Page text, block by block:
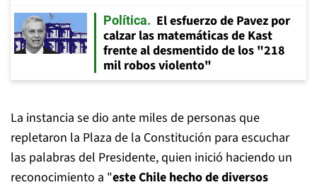
Política
El esfuerzo de Pavez por
calzar las matemáticas de Kast
frente al desmentido de los "218
mil robos violento"
La instancia se dio ante miles de personas que
repletaron la Plaza de la Constitución para escuchar
las palabras del Presidente, quien inició haciendo un
reconocimiento a "este Chile hecho de diversos